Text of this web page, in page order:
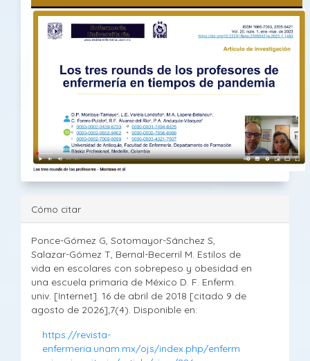
Cómo citar
Ponce-Gómez G, Sotomayor-Sánchez S,
Salazar-Gómez T, Bernal-Becerril M. Estilos de
vida en escolares con sobrepeso y obesidad en
una escuela primaria de México D. F. Enferm.
univ. [Internet]. 16 de abril de 2018 [citado 9 de
agosto de 2026];7(4). Disponible en:
https://revista-
enfermeria.unam.mx/ojs/index.php/enferm